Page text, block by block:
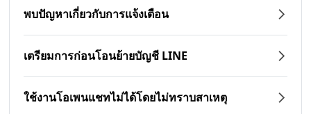
พบปัญหาเกี่ยวกับการแจ้งเตือน
เตรียมการก่อนโอนย้ายบัญชี LINE
ใช้งานโอเพนแชทไม่ได้โดยไม่ทราบสาเหตุ